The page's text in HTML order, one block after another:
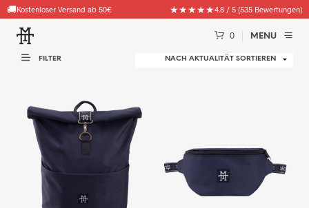
🚚Kostenloser Versand ab 50€ ★★★★★4.8 / 5 (535 Bewertungen)
0 MENU
FILTER